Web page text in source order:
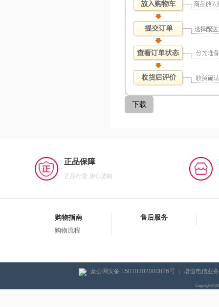
正品保障
正品行货 放心选购
购物指南
购物流程
售后服务
蒙公网安备 15010302000826号 | 增值电信业